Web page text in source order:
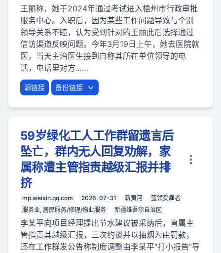
王丽称，她于2024年通过考试进入梧州市行政审批
服务中心。入职后，因为某些工作问题导致与个别
领导关系不睦，认为受到针对的王丽此后选择通过
信访渠道反映问题。今年3月19日上午，她去医院就
医，当天主治医生接到自称其所在单位领导的电
话，电话里对方……
源链接 备份链接
59岁绿化工人工作群留遗言后
坠亡，群内无人回复劝解，家
属称遭主管指责越级汇报并排
挤
mp.weixin.qq.com 2026-07-31 新黄河
蓝领受雇者
服务业, 居民服务/修理/物业服务
新疆维吾尔自治区
李某平向项目经理提出节水建议被采纳后，直属主
管指责其越级汇报，三次约谈并以抽烟为由罚款，
还在工作群发公告称制度调整由李某平“打小报告”导